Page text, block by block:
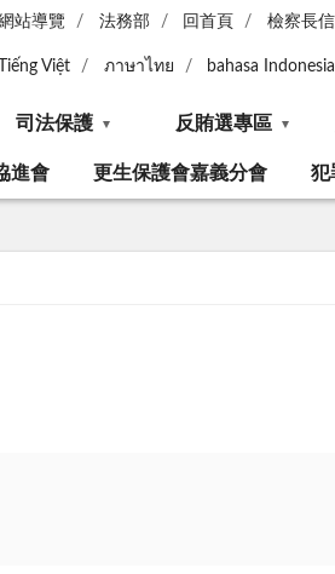
站導覽 法務部 回首頁 檢察長
Tiếng Việt ภาษาไทย bahasa Indonesia
司法保護 反賄選專區
進會 更生保護會嘉義分會 犯